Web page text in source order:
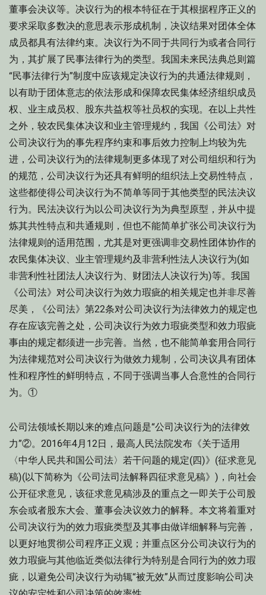
董事会决议等。决议行为的根本特征在于其根据程序正义的
要求采取多数决的意思表示形成机制，决议结果对团体全体
成员都具有法律约束。决议行为不同于共同行为或者合同行
为，其扩展了民事法律行为的类型。我国未来民法典总则篇
“民事法律行为”制度中应该规定决议行为的共通法律规则，
以有助于团体意志的依法形成和保障农民集体经济组织成员
权、业主成员权、股东共益权等社员权的实现。在以上共性
之外，较农民集体决议和业主管理规约，我国《公司法》对
公司决议行为的事先程序约束和事后效力控制上均较为先
进，公司决议行为的法律规制更多体现了对公司组织和行为
的规范，公司决议行为还具有鲜明的组织法上交易性特点，
这些都使得公司决议行为不简单等同于其他类型的民法决议
行为。民法决议行为以公司决议行为为典型原型，并从中提
炼其共性特点和共通规则，但也不能简单扩张公司决议行为
法律规则的适用范围，尤其是对更强调非交易性团体协作的
农民集体决议、业主管理规约及非营利性法人决议行为(如
非营利性社团法人决议行为、财团法人决议行为)等。我国
《公司法》对公司决议行为效力瑕疵的相关规定也并非尽善
尽美，《公司法》第22条对公司决议行为法律效力的规定也
存在应该完善之处，公司决议行为效力瑕疵类型和效力瑕疵
事由的规定都须进一步完善。当然，也不能简单套用合同行
为法律规范对公司决议行为做效力规制，公司决议具有团体
性和程序性的鲜明特点，不同于强调当事人合意性的合同行
为。①
公司法领域长期以来的难点问题是“公司决议行为的法律效
力”②。2016年4月12日，最高人民法院发布《关于适用
〈中华人民共和国公司法〉若干问题的规定(四)》(征求意见
稿)(以下简称为《公司法司法解释四征求意见稿》)，向社会
公开征求意见，该征求意见稿涉及的重点之一即关于公司股
东会或者股东大会、董事会决议效力的解释。本文将着重对
公司决议行为的效力瑕疵类型及其事由做详细解释与完善，
以更好地贯彻公司程序正义观；并重点区分公司决议行为的
效力瑕疵与其他临近类似法律行为特别是合同行为的效力瑕
疵，以避免公司决议行为动辄“被无效”从而过度影响公司决